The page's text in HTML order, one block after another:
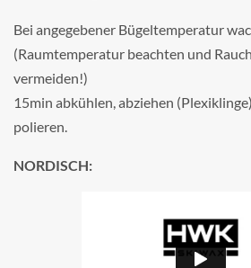
Bei angegebener Bügeltemperatur
(Raumtemperatur beachten und
vermeiden!)
15min abkühlen, abziehen
polieren.
NORDISCH: